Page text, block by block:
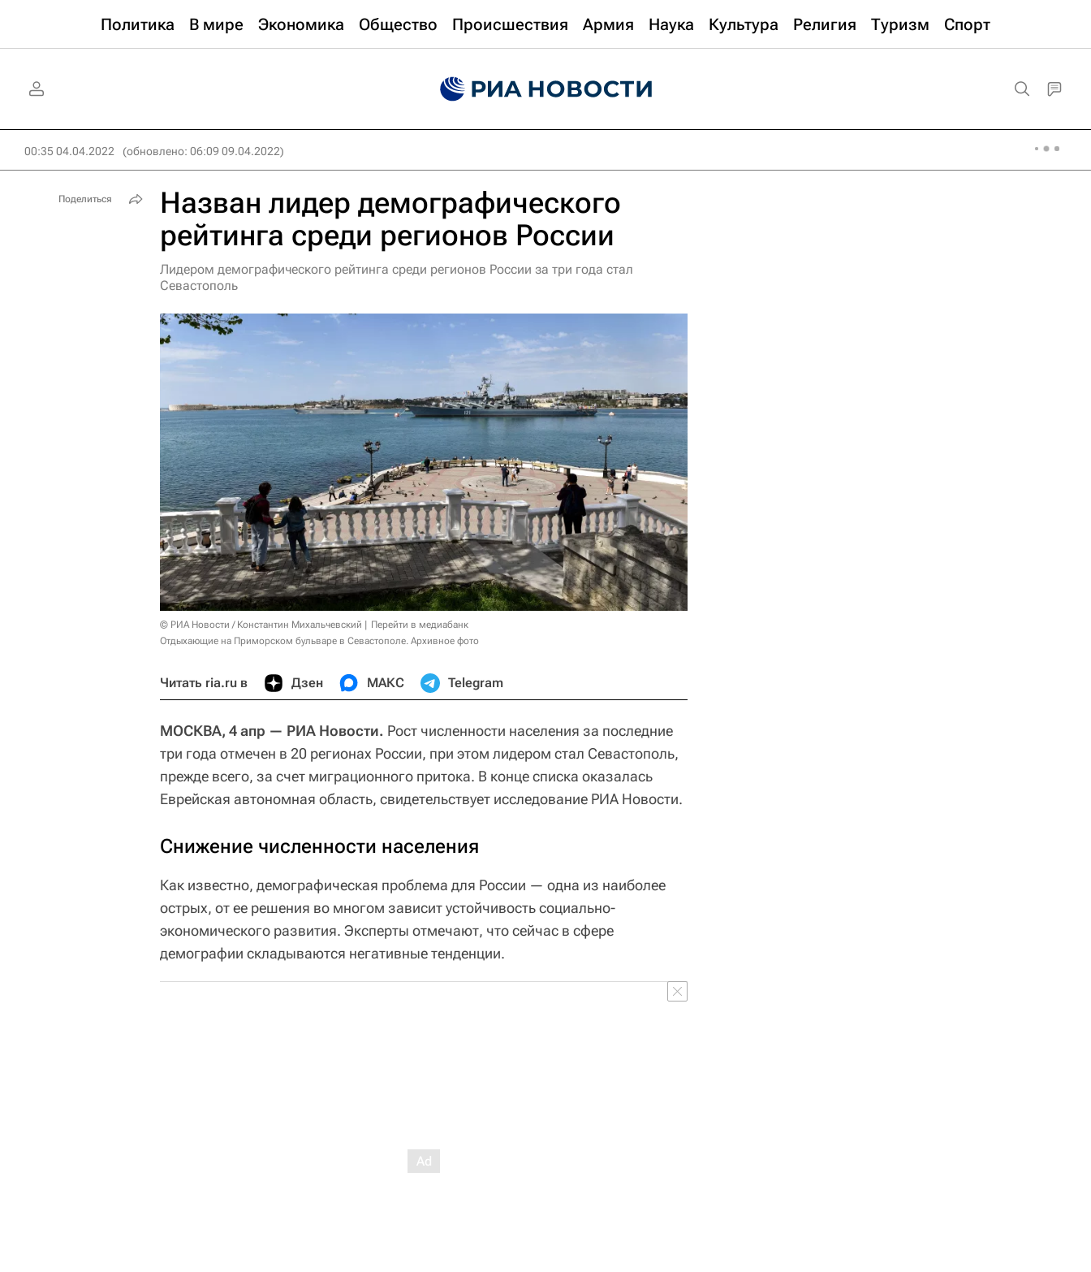
Политика В мире Экономика Общество Происшествия Армия Наука Культура Религия Туризм Спорт
00:35 04.04.2022 (обновлено: 06:09 09.04.2022)
Назван лидер демографического
рейтинга среди регионов России
Лидером демографического рейтинга среди регионов России за три года стал
Севастополь
© РИА Новости / Константин Михальчевский
Перейти в медиабанк
Отдыхающие на Приморском бульваре в Севастополе. Архивное фото
Читать ria.ru в Дзен МАКС Telegram
МОСКВА, 4 апр — РИА Новости. Рост численности населения за последние
три года отмечен в 20 регионах России, при этом лидером стал Севастополь,
прежде всего, за счет миграционного притока. В конце списка оказалась
Еврейская автономная область, свидетельствует исследование РИА Новости.
Снижение численности населения
Как известно, демографическая проблема для России — одна из наиболее
острых, от ее решения во многом зависит устойчивость социально-
экономического развития. Эксперты отмечают, что сейчас в сфере
демографии складываются негативные тенденции.
Поделиться